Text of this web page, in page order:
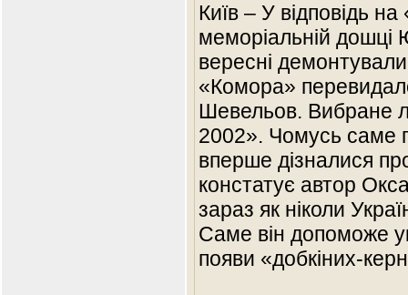
Київ – У відповідь
меморіальній
вересні
«Комора»
Шевельов. Вибране
2002». Чомусь саме
вперше дізналися
констатує автор
зараз як ніколи
Саме він допоможе
появи «добкіних-